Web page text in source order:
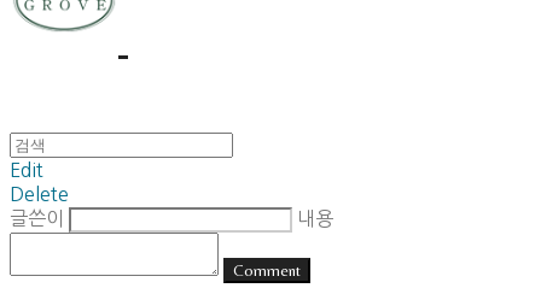
Edit
Delete
글쓴이
내용
Comment